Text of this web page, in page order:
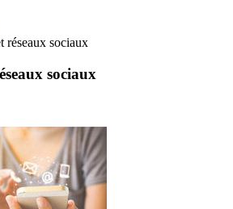
réseaux sociaux
sociaux